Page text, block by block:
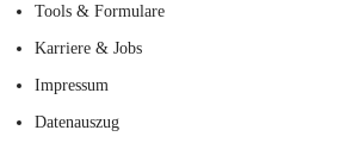
Tools & Formulare
Karriere & Jobs
Impressum
Datenauszug